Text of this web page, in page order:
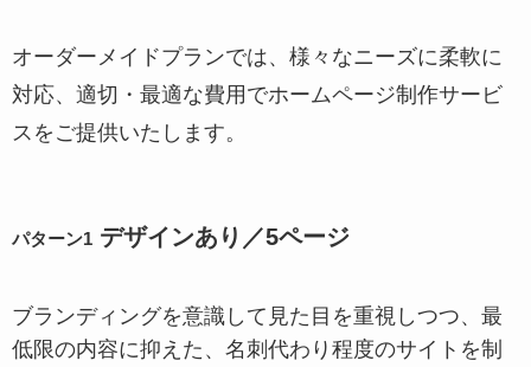
オーダーメイドプランでは、様々なニーズに柔軟に
対応、適切・最適な費用でホームページ制作サービ
スをご提供いたします。
パターン1 デザインあり／5ページ
ブランディングを意識して見た目を重視しつつ、最
低限の内容に抑えた、名刺代わり程度のサイトを制